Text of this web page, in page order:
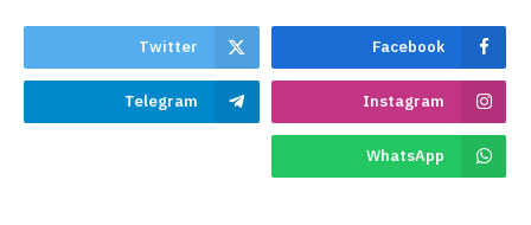
Facebook
Twitter
Instagram
Telegram
WhatsApp